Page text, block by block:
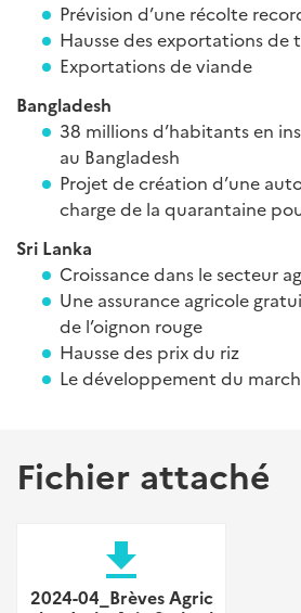
Prévision d’une récolte
Hausse des exportations de
Exportations de viande
Bangladesh
38 millions d’habitants en
au Bangladesh
Projet de création d’une
charge de la quarantaine
Sri Lanka
Croissance dans le secteur
Une assurance agricole
de l’oignon rouge
Hausse des prix du riz
Le développement du
Fichier attaché
file_download
2024-04_Brèves Agric